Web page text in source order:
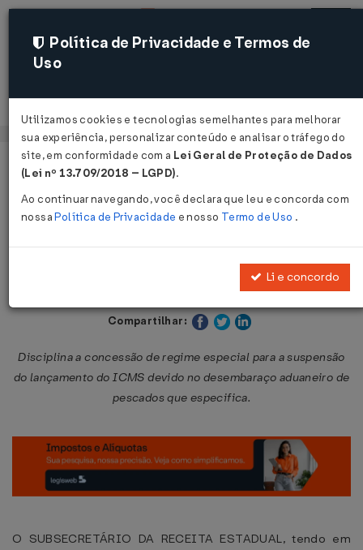
Acessar
Página Inicial Legislações
Portaria SRE Nº 35 DE 07/07/2026
Publicado no DOE - SP em 8 jul 2026
Compartilhar:
Disciplina a concessão de regime especial para a suspensão
do lançamento do ICMS devido no desembaraço aduaneiro de
pescados que especifica.
O SUBSECRETÁRIO DA RECEITA ESTADUAL, tendo em
Política de Privacidade e Termos de
Uso
Utilizamos cookies e tecnologias semelhantes para melhorar
sua experiência, personalizar conteúdo e analisar o tráfego do
site, em conformidade com a Lei Geral de Proteção de Dados
(Lei nº 13.709/2018 – LGPD).
Ao continuar navegando, você declara que leu e concorda com
nossaPolítica de Privacidade e nosso Termo de Uso .
Li e concordo